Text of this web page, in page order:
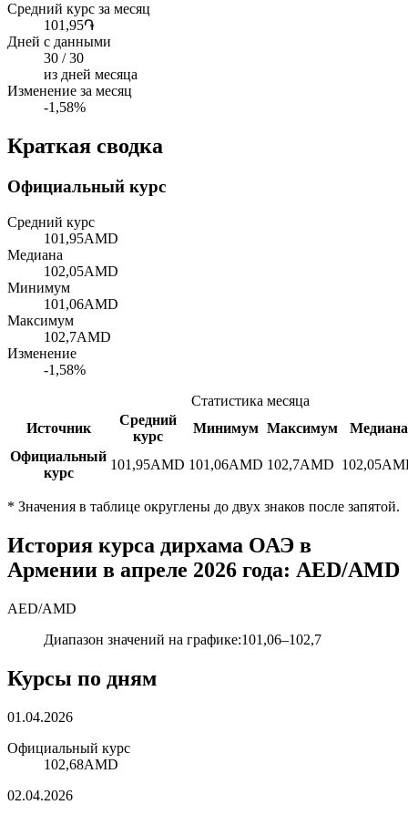
Средний курс за месяц
101,95֏
Дней с данными
30 / 30
из дней месяца
Изменение за месяц
-1,58%
Краткая сводка
Официальный курс
Средний курс
101,95AMD
Медиана
102,05AMD
Минимум
101,06AMD
Максимум
102,7AMD
Изменение
-1,58%
Статистика месяца
Источник
Средний
курс
Минимум Максимум
Медиана
Официальный
курс
101,95AMD 101,06AMD 102,7AMD 102,05
* Значения в таблице округлены до двух знаков после запятой.
История курса дирхама ОАЭ в
Армении в апреле 2026 года: AED/AMD
AED/AMD
Диапазон значений на графике:101,06–102,7
Курсы по дням
01.04.2026
Официальный курс
102,68AMD
02.04.2026